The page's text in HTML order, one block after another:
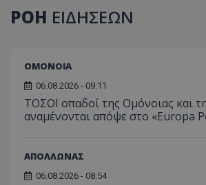
ΡΟΗ ΕΙΔΗΣΕΩΝ
ΟΜΟΝΟΙΑ
06.08.2026 - 09:11
ΤΟΣΟΙ οπαδοί της Ομόνοιας και
αναμένονται απόψε στο «Europa
ΑΠΟΛΛΩΝΑΣ
06.08.2026 - 08:54